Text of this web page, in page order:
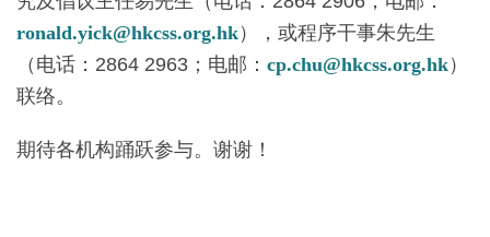
ronald.yick@hkcss.org.hk），或程序干事朱先生
（电话：2864 2963；电邮： cp.chu@hkcss.org.hk）
联络。
期待各机构踊跃参与。谢谢！